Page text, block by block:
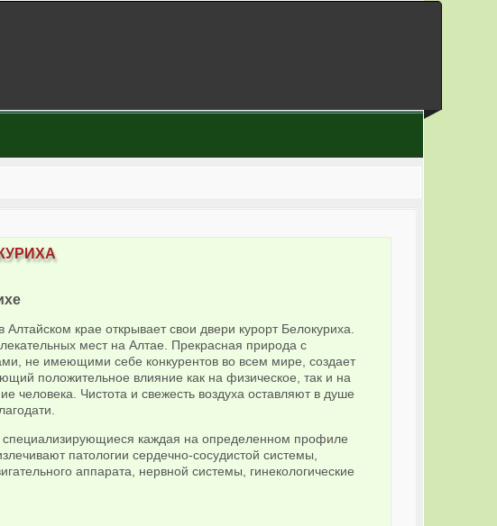
крае открывает свои двери курорт Белокуриха.
мест на Алтае. Прекрасная природа с
не имеющими себе конкурентов во всем мире, создает
положительное влияние как на физическое, так и на
человека. Чистота и свежесть воздуха оставляют в душе
каждая на определенном профиле
патологии сердечно-сосудистой системы,
аппарата, нервной системы, гинекологические